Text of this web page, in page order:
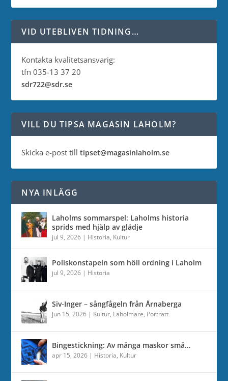
VID UTEBLIVEN TIDNING…
Kontakta kvalitetsansvarig:
tfn 035-13 37 20
sdr722@sdr.se
VILL DU TIPSA MAGASIN LAHOLM?
Skicka e-post tilltipset@magasinlaholm.se
NYA INLÄGG
Laholms sommarspel: Laholms historia
sprids med hjälp av glädje
jul 9, 2026 | Historia, Kultur
Poliskonstapeln som höll ordning i Laholm
jul 9, 2026 | Historia
Siv-Inger – sångfågeln från Årnaberga
jun 15, 2026 | Kultur, Laholmare, Porträtt
Bingestickning: Av många maskor små…
apr 15, 2026 | Historia, Kultur